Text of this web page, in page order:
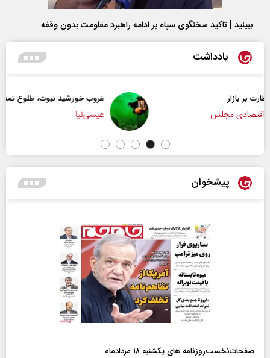
ببینید | تاکید سخنگوی سپاه بر ادامه راهبرد مقاومت بدون وقفه
یادداشت
غروب خورشید نبوت، طلوع تمدن امت
پیشخوان
صفحات‌نخست‌روزنامه ها‌ی یکشنبه ۱۸ مردادماه